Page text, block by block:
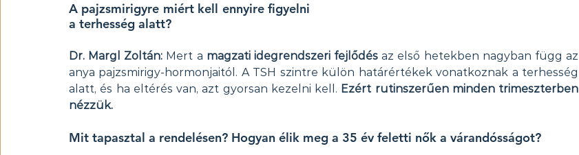
A pajzsmirigyre miért kell ennyire figyelni
a terhesség alatt?
Dr. Margl Zoltán: Mert a magzati idegrendszeri fejlődés az első hetekben nagyban függ az
anya pajzsmirigy-hormonjaitól. A TSH szintre külön határértékek vonatkoznak a terhesség
alatt, és ha eltérés van, azt gyorsan kezelni kell. Ezért rutinszerűen minden trimeszterben
nézzük.
Mit tapasztal a rendelésen? Hogyan élik meg a 35 év feletti nők a várandósságot?